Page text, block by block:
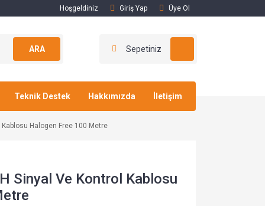
Hoşgeldiniz Giriş Yap Üye Ol
ARA Sepetiniz
Teknik Destek Hakkımızda İletişim
Halogen Free 100 Metre
Sinyal Ve Kontrol Kablosu